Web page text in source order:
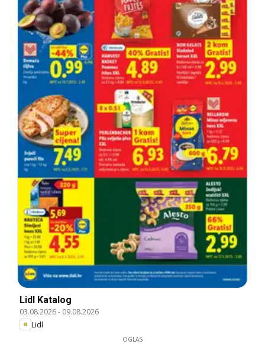
Lidl Katalog
03.08.2026- 09.08.2026
Lidl
OGLAS